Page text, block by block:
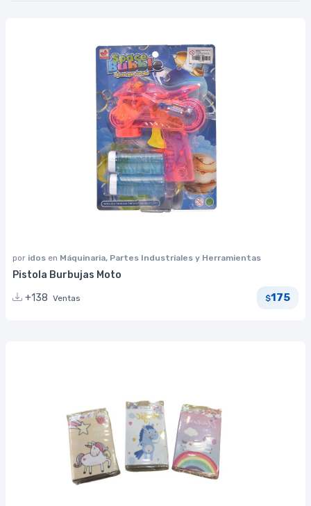
por idos en Máquinaria, Partes Industriales y Herramientas
Pistola Burbujas Moto
+138 Ventas $175